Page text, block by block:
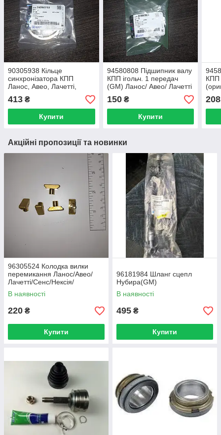
90305938 Кільце
синхронізатора КПП
Ланос, Авео, Лачетті,
Леганза, Нубіра, Епіка (1-
2передачі) внутрішнє
(GM)
413 ₴
Купити
94580808 Підшипник валу
КПП ігольч. 1 передач
(GM) Ланос/ Авео/ Лачетті
Круз/Т акума/ Нексія (33 X
37 X 26)
150₴
Купити
КПП
208
Акційні пропозиції та новинки
96305524 Колодка вилки
перемикання Ланос/Авео/
Лачетті/Сенс/Нексія/
Такума(GM)
В наявності
220 ₴
Купити
96181984 Шланг сцепл
Нубира(GM)
В наявності
495 ₴
Купити